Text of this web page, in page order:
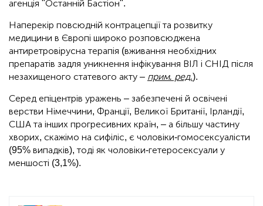
агенція "Останній Бастіон".
Наперекір повсюдній контрацепції та розвитку
медицини в Європі широко розповсюджена
антиретровірусна терапія (вживання необхідних
препаратів задля уникнення інфікування ВІЛ і СНІД після
незахищеного статевого акту – прим. ред.).
Серед епіцентрів уражень – забезпечені й освічені
верстви Німеччини, Франції, Великої Британії, Ірландії,
США та інших прогресивних країн, – а більшу частину
хворих, скажімо на сифіліс, є чоловіки-гомосексуалісти
(95% випадків), тоді як чоловіки-гетеросексуали у
меншості (3,1%).